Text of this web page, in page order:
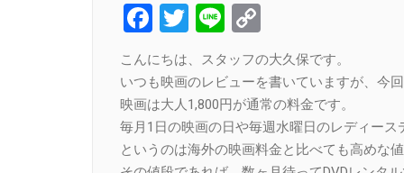
Facebook
Twitter
Line
Link
こんにちは、スタッフの大久保です。
いつも映画のレビューを書いていますが、今
映画は大人1,800円が通常の料金です。
毎月1日の映画の日や毎週水曜日のレディー
というのは海外の映画料金と比べても高めな